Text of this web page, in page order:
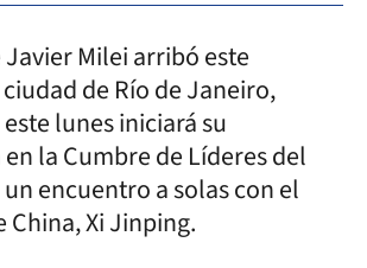
Milei arribó este
de Río de Janeiro,
lunes iniciará su
la Cumbre de Líderes del
encuentro a solas con el
China, Xi Jinping.